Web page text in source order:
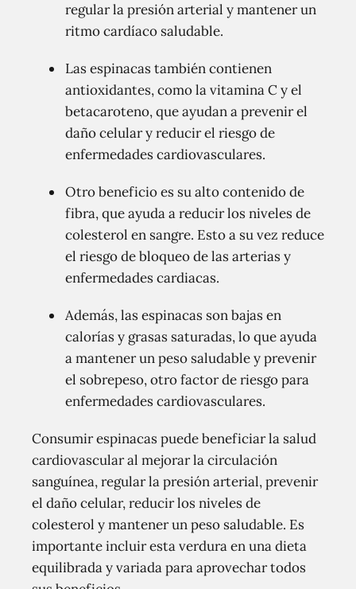
regular la presión arterial y mantener un
ritmo cardíaco saludable.
Las espinacas también contienen
antioxidantes, como la vitamina C y el
betacaroteno, que ayudan a prevenir el
daño celular y reducir el riesgo de
enfermedades cardiovasculares.
Otro beneficio es su alto contenido de
fibra, que ayuda a reducir los niveles de
colesterol en sangre. Esto a su vez reduce
el riesgo de bloqueo de las arterias y
enfermedades cardiacas.
Además, las espinacas son bajas en
calorías y grasas saturadas, lo que ayuda
a mantener un peso saludable y prevenir
el sobrepeso, otro factor de riesgo para
enfermedades cardiovasculares.
Consumir espinacas puede beneficiar la salud
cardiovascular al mejorar la circulación
sanguínea, regular la presión arterial, prevenir
el daño celular, reducir los niveles de
colesterol y mantener un peso saludable. Es
importante incluir esta verdura en una dieta
equilibrada y variada para aprovechar todos